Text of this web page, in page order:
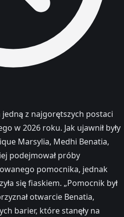
z najgorętszych postaci
w 2026 roku. Jak ujawnił były
Marsylia, Medhi Benatia,
podejmował próby
pomocnika, jednak
się fiaskiem. „Pomocnik był
otwarcie Benatia,
barier, które stanęły na